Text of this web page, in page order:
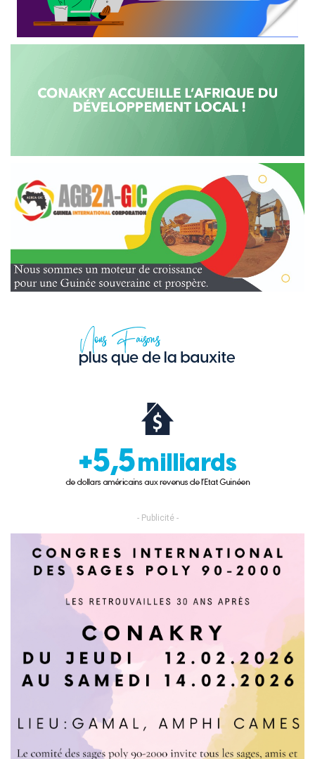
- Publicité -